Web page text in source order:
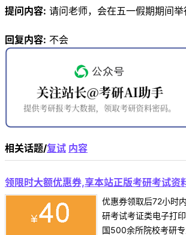
提问内容: 请问老师，会在五一假期期间举
回复内容: 不会
相关话题/复试 内容
领限时大额优惠券,享本站正版考研考试资
优惠券领取后72小时
研考试考证类电子打
国500余所院校考研